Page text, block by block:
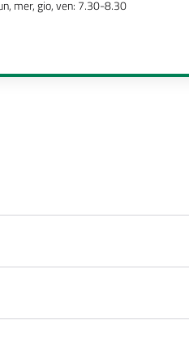
mer, gio, ven: 7.30-8.30